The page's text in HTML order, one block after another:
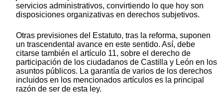
servicios administrativos, convirtiendo lo que hoy son
disposiciones organizativas en derechos subjetivos.
Otras previsiones del Estatuto, tras la reforma, suponen
un trascendental avance en este sentido. Así, debe
citarse también el artículo 11, sobre el derecho de
participación de los ciudadanos de Castilla y León en los
asuntos públicos. La garantía de varios de los derechos
incluidos en los mencionados artículos es la principal
razón de ser de esta ley.